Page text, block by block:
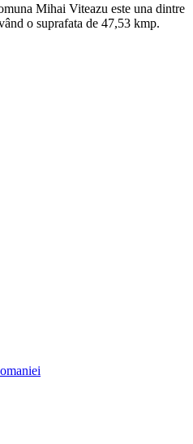
Mihai Viteazu este una dintre
o suprafata de 47,53 kmp.